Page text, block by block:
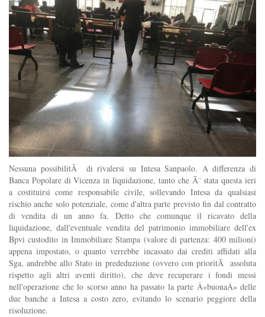
Nessuna possibilitÃ di rivalersi su Intesa Sanpaolo. A differenza di
Banca Popolare di Vicenza in liquidazione, tanto che Ã¨ stata questa ieri
a costituirsi come responsabile civile, sollevando Intesa da qualsiasi
rischio anche solo potenziale, come d'altra parte previsto fin dal contratto
di vendita di un anno fa. Detto che comunque il ricavato della
liquidazione, dall'eventuale vendita del patrimonio immobiliare dell'ex
Bpvi custodito in Immobiliare Stampa (valore di partenza: 400 milioni)
appena impostato, o quanto verrebbe incassato dai crediti affidati alla
Sga, andrebbe allo Stato in prededuzione (ovvero con prioritÃ assoluta
rispetto agli altri aventi diritto), che deve recuperare i fondi messi
nell'operazione che lo scorso anno ha passato la parte Â«buonaÂ» delle
due banche a Intesa a costo zero, evitando lo scenario peggiore della
risoluzione.